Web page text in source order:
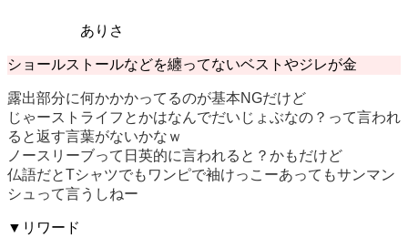
ありさ
ショールストールなどを纏ってないベストやジレが金
露出部分に何かかかってるのが基本NGだけど
じゃーストライフとかはなんでだいじょぶなの？って言われ
ると返す言葉がないかなｗ
ノースリーブって日英的に言われると？かもだけど
仏語だとTシャツでもワンピで袖けっこーあってもサンマン
シュって言うしねー
▼リワード